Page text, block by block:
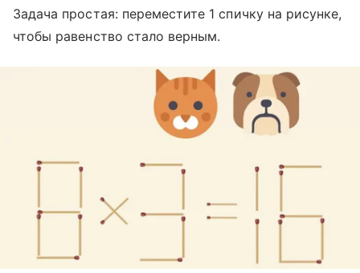
Задача простая: переместите 1 спичку на рисунке,
чтобы равенство стало верным.